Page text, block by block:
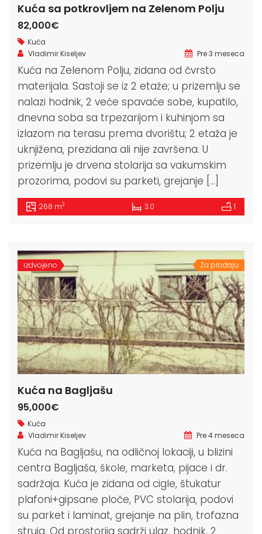
Kuća sa potkrovljem na Zelenom Polju
82,000€
Kuća
Vladimir Kiseljev
Pre 3 meseca
Kuća na Zelenom Polju, zidana od čvrsto
materijala. Sastoji se iz 2 etaže; u prizemlju se
nalazi hodnik, 2 veće spavaće sobe, kupatilo,
dnevna soba sa trpezarijom i kuhinjom sa
izlazom na terasu prema dvorištu; 2 etaža je
uknjižena, prezidana ali nije završena. U
prizemlju je drvena stolarija sa vakumskim
prozorima, podovi su parketi, grejanje […]
268 m2 3.0 1
izdvojeno Za prodaju
Kuća na Bagljašu
95,000€
Kuća
Vladimir Kiseljev
Pre 4 meseca
Kuća na Bagljašu, na odličnoj lokaciji, u blizini
centra Bagljaša, škole, marketa, pijace i dr.
sadržaja. Kuća je zidana od cigle, štukatur
plafoni+gipsane ploče, PVC stolarija, podovi
su parket i laminat, grejanje na plin, trofazna